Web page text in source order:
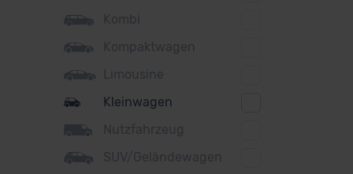
DS
Dacia
Fiat
Ford
Honda
Kombi
Kompaktwagen
Limousine
Kleinwagen
Nutzfahrzeug
SUV/Geländewagen